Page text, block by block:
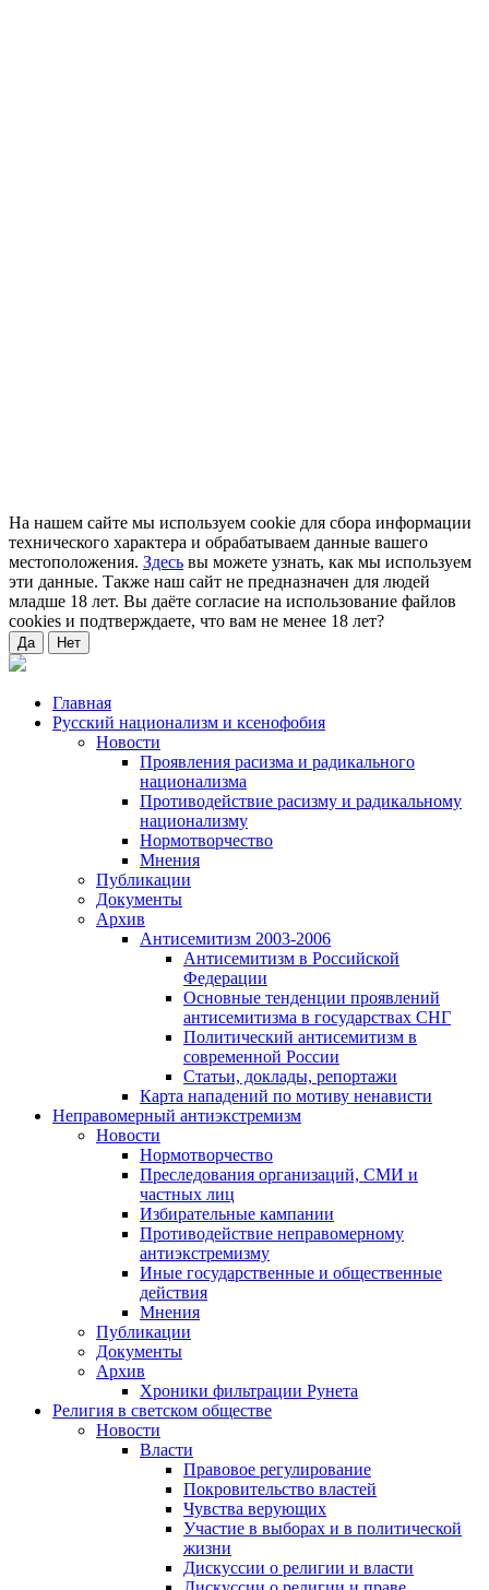
На нашем сайте мы используем cookie для сбора информации
технического характера и обрабатываем данные вашего
местоположения. Здесь вы можете узнать, как мы используем
эти данные. Также наш сайт не предназначен для людей
младше 18 лет. Вы даёте согласие на использование файлов
cookies и подтверждаете, что вам не менее 18 лет?
Да Нет
Главная
Русский национализм и ксенофобия
Новости
Проявления расизма и радикального
национализма
Противодействие расизму и радикальному
национализму
Нормотворчество
Мнения
Публикации
Документы
Архив
Антисемитизм 2003-2006
Антисемитизм в Российской
Федерации
Основные тенденции проявлений
антисемитизма в государствах СНГ
Политический антисемитизм в
современной России
Статьи, доклады, репортажи
Карта нападений по мотиву ненависти
Неправомерный антиэкстремизм
Новости
Нормотворчество
Преследования организаций, СМИ и
частных лиц
Избирательные кампании
Противодействие неправомерному
антиэкстремизму
Иные государственные и общественные
действия
Мнения
Публикации
Документы
Архив
Хроники фильтрации Рунета
Религия в светском обществе
Новости
Власти
Правовое регулирование
Покровительство властей
Чувства верующих
Участие в выборах и в политической
жизни
Дискуссии о религии и власти